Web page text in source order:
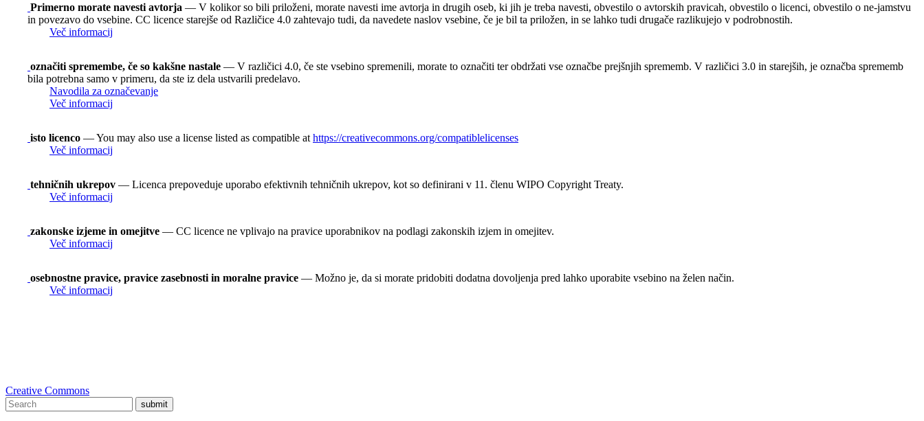
Primerno morate navesti avtorja — V kolikor so bili priloženi, morate navesti ime avtorja in drugih oseb, ki jih je treba navesti, obvestilo o avtorskih pravicah, obvestilo o licenci, obvestilo o ne-jamstvu
in povezavo do vsebine. CC licence starejše od Različice 4.0 zahtevajo tudi, da navedete naslov vsebine, če je bil ta priložen, in se lahko tudi drugače razlikujejo v podrobnostih.
Več informacij
označiti spremembe, če so kakšne nastale — V različici 4.0, če ste vsebino spremenili, morate to označiti ter obdržati vse označbe prejšnjih sprememb. V različici 3.0 in starejših, je označba sprememb
bila potrebna samo v primeru, da ste iz dela ustvarili predelavo.
Navodila za označevanje
Več informacij
isto licenco — You may also use a license listed as compatible at https://creativecommons.org/compatiblelicenses
Več informacij
tehničnih ukrepov — Licenca prepoveduje uporabo efektivnih tehničnih ukrepov, kot so definirani v 11. členu WIPO Copyright Treaty.
Več informacij
zakonske izjeme in omejitve — CC licence ne vplivajo na pravice uporabnikov na podlagi zakonskih izjem in omejitev.
Več informacij
osebnostne pravice, pravice zasebnosti in moralne pravice — Možno je, da si morate pridobiti dodatna dovoljenja pred lahko uporabite vsebino na želen način.
Več informacij
Creative Commons
submit